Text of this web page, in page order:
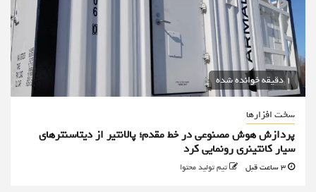
1 دقیقه خوانده شده
سخت افزارها
پردازش هوش مصنوعی در خط مقدم؛ پالانتیر از دیتاسنترهای
سیار کانتینری رونمایی کرد
تیم تولید محتوا